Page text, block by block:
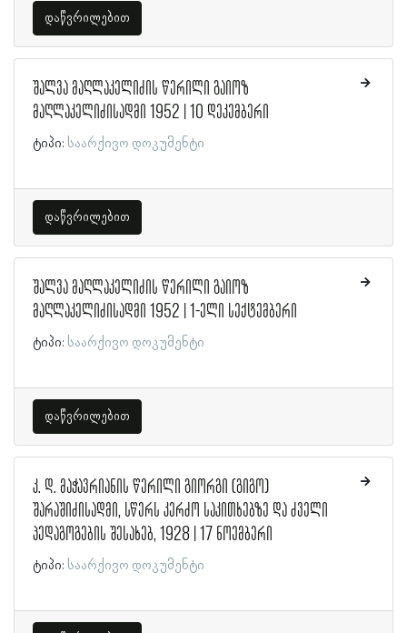
დაწვრილებით
შალვა მაღლაკელიძის წერილი გაიოზ
მაღლაკელიძისადმი 1952 | 10 დეკემბერი
ტიპი: საარქივო დოკუმენტი
დაწვრილებით
შალვა მაღლაკელიძის წერილი გაიოზ
მაღლაკელიძისადმი 1952 | 1-ელი სექტემბერი
ტიპი: საარქივო დოკუმენტი
დაწვრილებით
კ. დ. მაჭავრიანის წერილი გიორგი (გიგო)
შარაშიძისადმი, სწერს კერძო საკითხებზე და ძველი
პედაგოგების შესახებ, 1928 | 17 ნოემბერი
ტიპი: საარქივო დოკუმენტი